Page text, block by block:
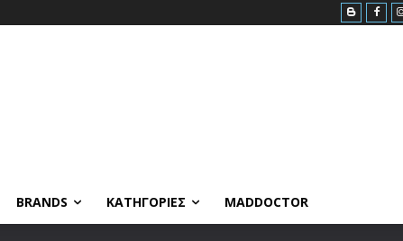
BRANDS ΚΑΤΗΓΟΡΙΕΣ MADDOCTOR